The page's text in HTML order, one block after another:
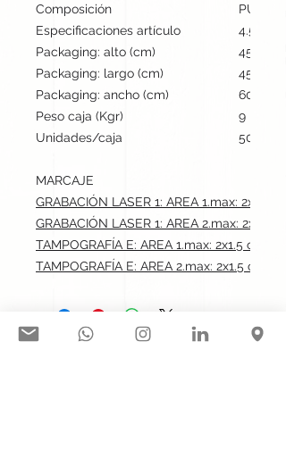
Composición
PU
Especificaciones artículo
4.5 cm
Packaging: alto (cm)
45
Packaging: largo (cm)
45
Packaging: ancho (cm)
60
Peso caja (Kgr)
9
Unidades/caja
500
MARCAJE
GRABACIÓN LASER 1: AREA 1.max: 2x1.5 cm
GRABACIÓN LASER 1: AREA 2.max: 2x1.5 cm
TAMPOGRAFÍA E: AREA 1.max: 2x1.5 cm
TAMPOGRAFÍA E: AREA 2.max: 2x1.5 cm